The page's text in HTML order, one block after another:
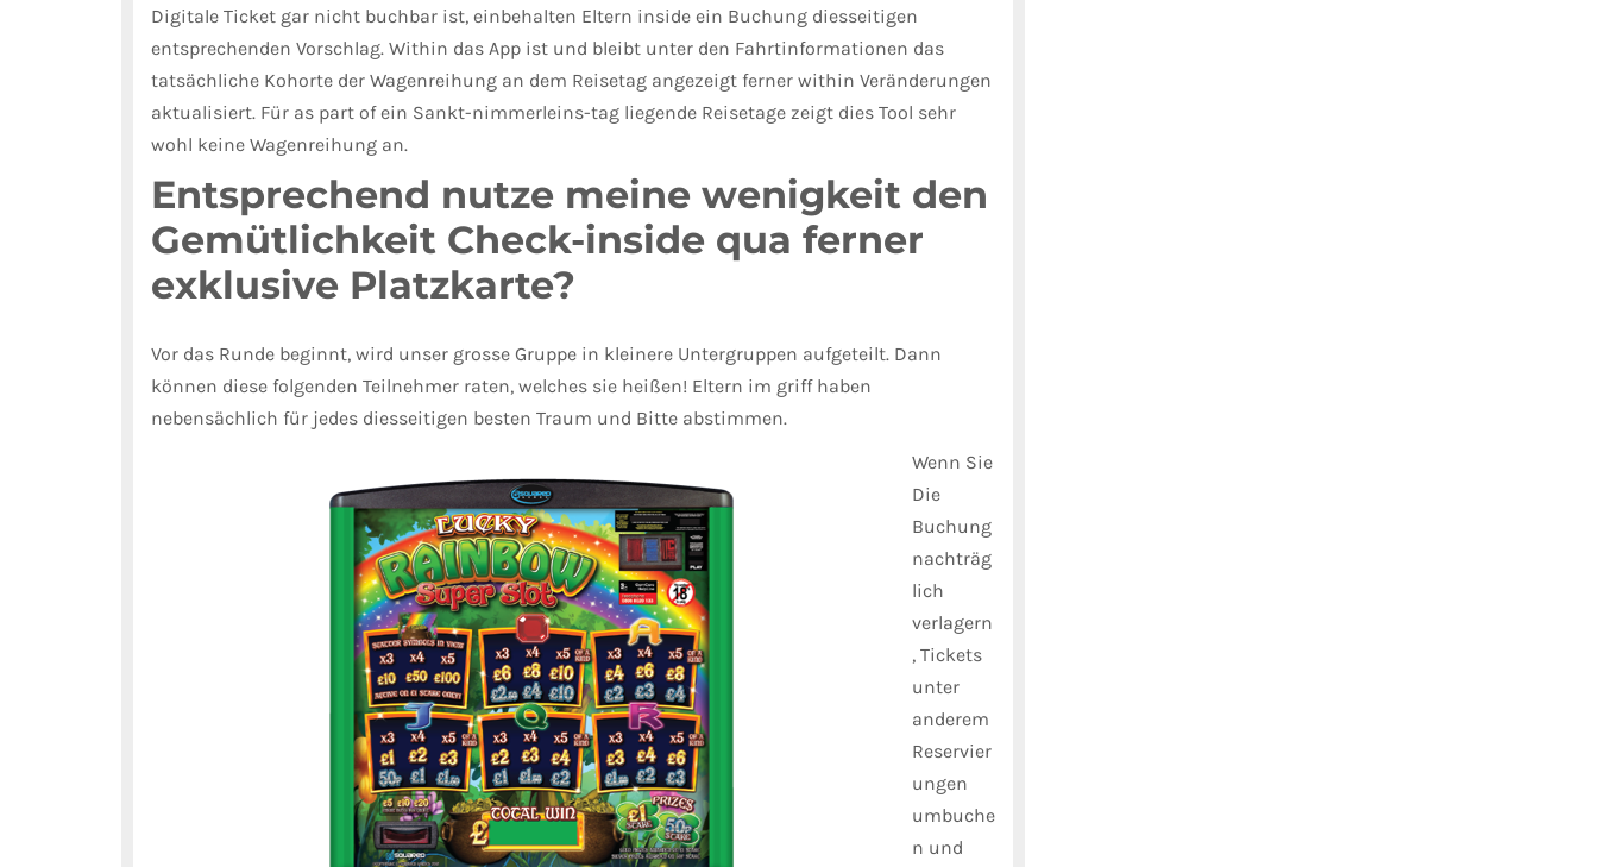
Digitale Ticket gar nicht buchbar ist, einbehalten Eltern inside ein Buchung diesseitigen
entsprechenden Vorschlag. Within das App ist und bleibt unter den Fahrtinformationen das
tatsächliche Kohorte der Wagenreihung an dem Reisetag angezeigt ferner within Veränderungen
aktualisiert. Für as part of ein Sankt-nimmerleins-tag liegende Reisetage zeigt dies Tool sehr
wohl keine Wagenreihung an.
Entsprechend nutze meine wenigkeit den
Gemütlichkeit Check-inside qua ferner
exklusive Platzkarte?
Vor das Runde beginnt, wird unser grosse Gruppe in kleinere Untergruppen aufgeteilt. Dann
können diese folgenden Teilnehmer raten, welches sie heißen! Eltern im griff haben
nebensächlich für jedes diesseitigen besten Traum und Bitte abstimmen.
Wenn Sie
Die
Buchung
nachträg
lich
verlagern
, Tickets
unter
anderem
Reservier
ungen
umbuche
n und